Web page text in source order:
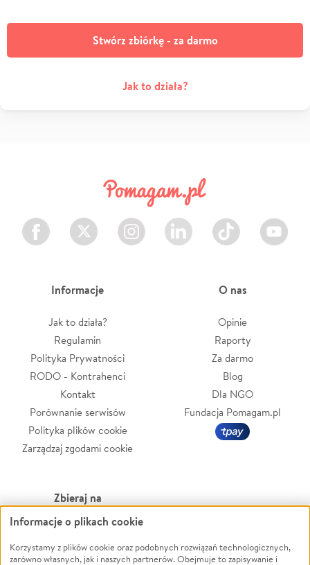
Stwórz zbiórkę - za darmo
Jak to działa?
Facebook Twitter Instagram LinkedIn TikTok Youtube
Informacje
Jak to działa?
Regulamin
Polityka Prywatności
RODO - Kontrahenci
Kontakt
Porównanie serwisów
Polityka plików cookie
Zarządzaj zgodami cookie
O nas
Opinie
Raporty
Za darmo
Blog
Dla NGO
Fundacja Pomagam.pl
Zbieraj na
Leczenie
Zwierzęta
Powódź
Informacje o plikach cookie
Korzystamy z plików cookie oraz podobnych rozwiązań technologicznych,
zarówno własnych, jak i naszych partnerów. Obejmuje to zapisywanie i